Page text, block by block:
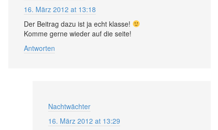
16. März 2012 at 13:18
Der Beitrag dazu ist ja echt klasse!
Komme gerne wieder auf die seite!
Antworten
Nachtwächter
16. März 2012 at 13:29